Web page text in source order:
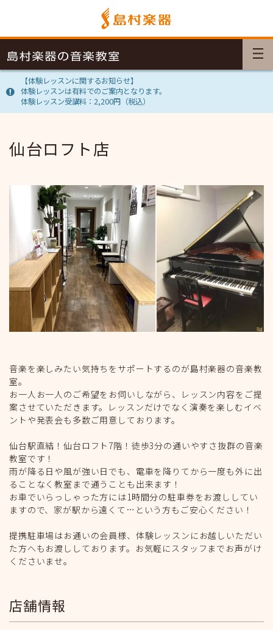
【体験レッスンに関するお知らせ】
体験レッスンは有料でのご案内となります。
体験レッスン受講料：2,200円（税込）
仙台ロフト店
音楽を楽しみたい気持ちをサポートするのが島村楽器の音楽教
室。
お一人お一人のご希望をお伺いしながら、レッスン内容をご提
案させていただきます。レッスンだけでなく演奏を楽しむイベ
ントや発表会も多数ご用意しております。
仙台駅直結！仙台ロフト7階！徒歩3分の通いやすさ抜群の音楽
教室です！
雨が降る日や風が強い日でも、電車を降りてから一度も外に出
ることなく教室まで通うことも出来ます！
お車でいらっしゃった方には1時間分の駐車券をお渡ししてい
ますので、家が駅から遠くて…という方もご安心ください！
提携駐車場はお通いの会員様、体験レッスンにお越しいただい
た方へもお渡ししております。お気軽にスタッフまでお声がけ
くださいませ。
店舗情報